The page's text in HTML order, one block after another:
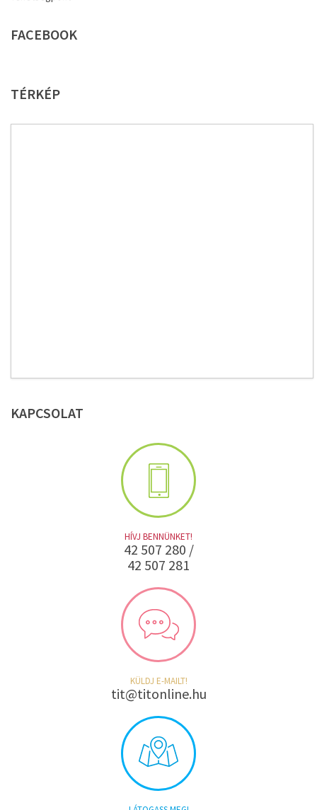
FACEBOOK
TÉRKÉP
KAPCSOLAT
HÍVJ BENNÜNKET!
42 507 280 /
42 507 281
KÜLDJ E-MAILT!
tit@titonline.hu